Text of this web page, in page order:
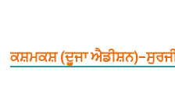
ਕਸ਼ਮਕਸ਼ (ਦੂਜਾ